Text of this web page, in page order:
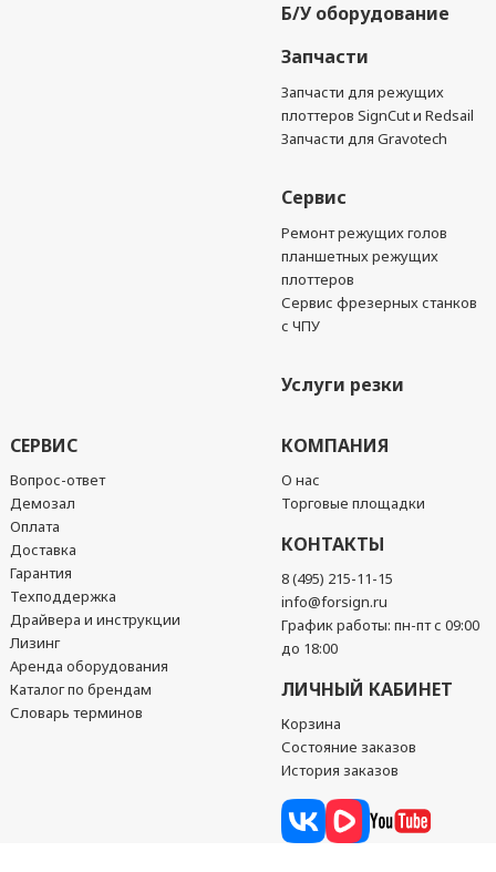
Б/У оборудование
Запчасти
Запчасти для режущих
плоттеров SignCut и Redsail
Запчасти для Gravotech
Сервис
Ремонт режущих голов
планшетных режущих
плоттеров
Сервис фрезерных станков
с ЧПУ
Услуги резки
СЕРВИС
Вопрос-ответ
Демозал
Оплата
Доставка
Гарантия
Техподдержка
Драйвера и инструкции
Лизинг
Аренда оборудования
Каталог по брендам
Словарь терминов
КОМПАНИЯ
О нас
Торговые площадки
КОНТАКТЫ
8 (495) 215-11-15
info@forsign.ru
График работы: пн-пт с 09:00
до 18:00
ЛИЧНЫЙ КАБИНЕТ
Корзина
Состояние заказов
История заказов